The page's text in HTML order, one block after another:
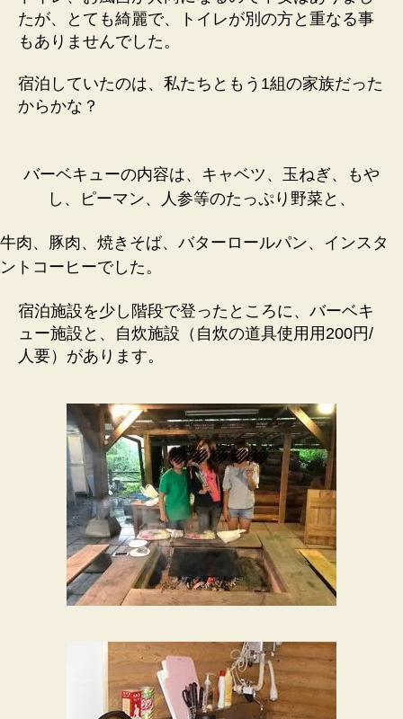
たが、とても綺麗で、トイレが別の方と重なる事
もありませんでした。
宿泊していたのは、私たちともう1組の家族だった
からかな？
バーベキューの内容は、キャベツ、玉ねぎ、もや
し、ピーマン、人参等のたっぷり野菜と、
牛肉、豚肉、焼きそば、バターロールパン、インスタ
ントコーヒーでした。
宿泊施設を少し階段で登ったところに、バーベキ
ュー施設と、自炊施設（自炊の道具使用用200円/
人要）があります。